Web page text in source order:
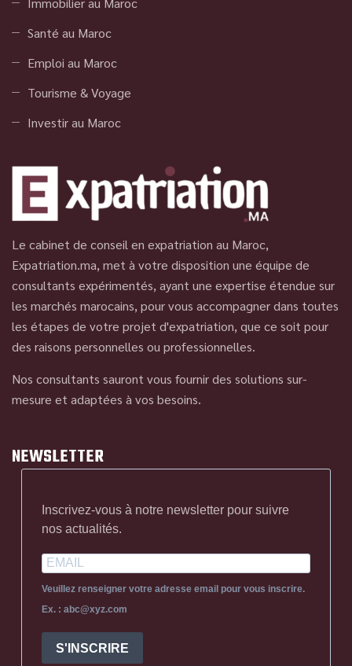
Santé au Maroc
Emploi au Maroc
Tourisme & Voyage
Investir au Maroc
Le cabinet de conseil en expatriation au Maroc,
Expatriation.ma, met à votre disposition une équipe de
consultants expérimentés, ayant une expertise étendue sur
les marchés marocains, pour vous accompagner dans toutes
les étapes de votre projet d'expatriation, que ce soit pour
des raisons personnelles ou professionnelles.
Nos consultants sauront vous fournir des solutions sur-
mesure et adaptées à vos besoins.
NEWSLETTER
Inscrivez-vous à notre newsletter pour suivre
nos actualités.
Veuillez renseigner votre adresse email pour vous inscrire.
Ex. : abc@xyz.com
S'INSCRIRE